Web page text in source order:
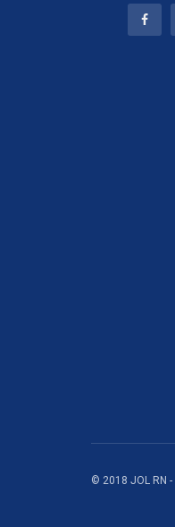
© 2018 JOL RN